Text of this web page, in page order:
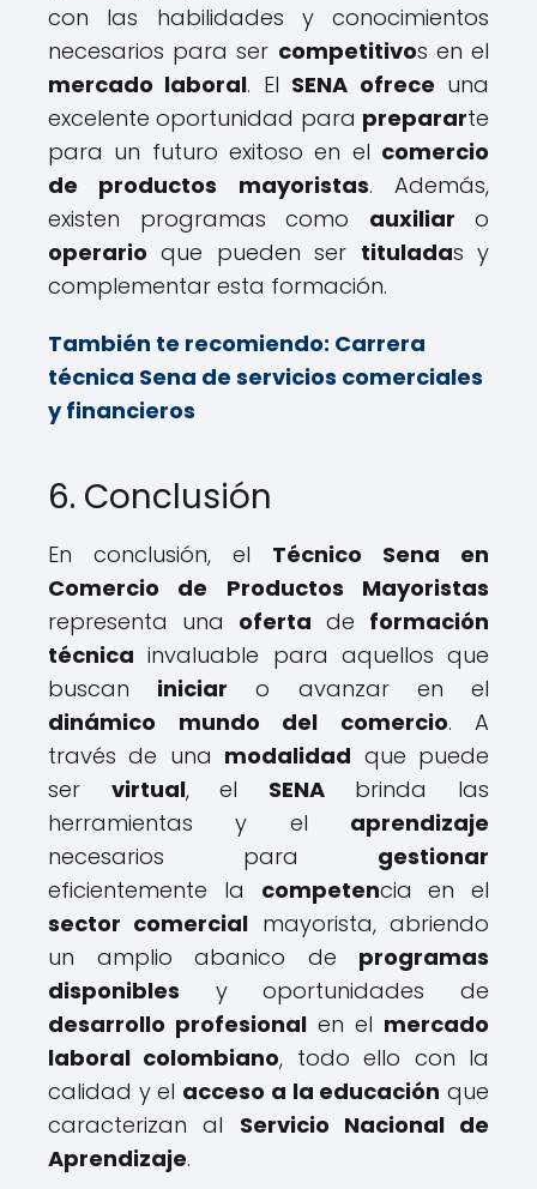
con las habilidades y conocimientos
necesarios para ser competitivos en el
mercado laboral. El SENA ofrece una
excelente oportunidad para prepararte
para un futuro exitoso en el comercio
de productos mayoristas. Además,
existen programas como auxiliar o
operario que pueden ser tituladas y
complementar esta formación.
También te recomiendo: Carrera
técnica Sena de servicios comerciales
y financieros
6. Conclusión
En conclusión, el Técnico Sena en
Comercio de Productos Mayoristas
representa una oferta de formación
técnica invaluable para aquellos que
buscan iniciar o avanzar en el
dinámico mundo del comercio. A
través de una modalidad que puede
ser virtual, el SENAbrinda las
herramientas y el aprendizaje
necesarios para gestionar
eficientemente la competencia en el
sector comercial mayorista, abriendo
un amplio abanico de programas
disponibles y oportunidades de
desarrollo profesional en el mercado
laboral colombiano, todo ello con la
calidad y el acceso a la educación que
caracterizan al Servicio Nacional de
Aprendizaje.